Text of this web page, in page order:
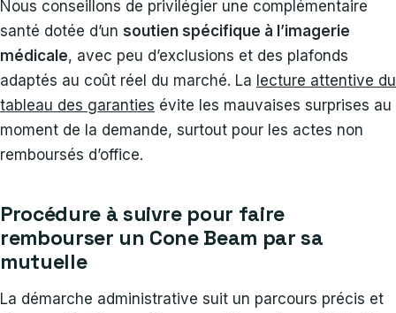
Nous conseillons de privilégier une complémentaire
santé dotée d’un soutien spécifique à l’imagerie
médicale, avec peu d’exclusions et des plafonds
adaptés au coût réel du marché. La lecture attentive du
tableau des garanties évite les mauvaises surprises au
moment de la demande, surtout pour les actes non
remboursés d’office.
Procédure à suivre pour faire
rembourser un Cone Beam par sa
mutuelle
La démarche administrative suit un parcours précis et